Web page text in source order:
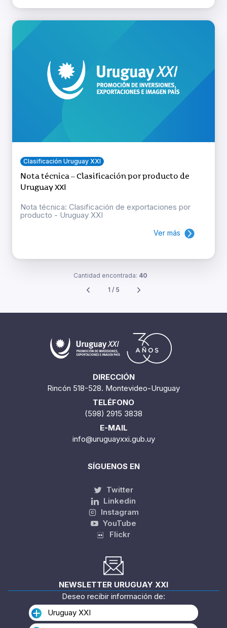
Clasificación Uruguay XXI
Nota técnica – Clasificación por producto de
Uruguay XXI
Nota técnica: Clasificación de exportaciones por
producto - Uruguay XXI
Ver más
Cantidad encontrada: 40
1 / 5
DIRECCIÓN
Rincón 518-528. Montevideo-Uruguay
TELÉFONO
(598) 2915 3838
E-MAIL
info@uruguayxxi.gub.uy
SÍGUENOS EN
Twitter
Linkedin
Instagram
YouTube
Flickr
NEWSLETTER URUGUAY XXI
Deseo recibir información de:
Uruguay XXI